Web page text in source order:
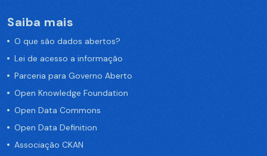
Saiba mais
O que são dados abertos?
Lei de acesso a informação
Parceria para Governo Aberto
Open Knowledge Foundation
Open Data Commons
Open Data Definition
Associação CKAN